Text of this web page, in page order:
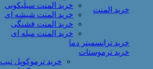
خرید المنت
خرید المنت سیلیکونی
خرید المنت شیشه ای
خرید المنت فشنگی
خرید المنت میله ای
خرید ترانسمیتر دما
خرید ترموستات
خرید ترموکوپل تیپ B